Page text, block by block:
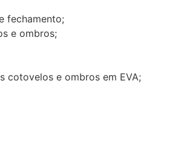
fechamento;
e ombros;
cotovelos e ombros em EVA;